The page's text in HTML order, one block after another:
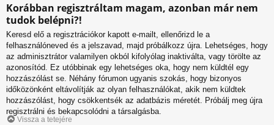
Korábban regisztráltam magam, azonban már nem
tudok belépni?!
Keresd elő a regisztrációkor kapott e-mailt, ellenőrizd le a
felhasználóneved és a jelszavad, majd próbálkozz újra. Lehetséges, hogy
az adminisztrátor valamilyen okból kifolyólag inaktiválta, vagy törölte az
azonosítód. Ez utóbbinak egy lehetséges oka, hogy nem küldtél egy
hozzászólást se. Néhány fórumon ugyanis szokás, hogy bizonyos
időközönként eltávolítják az olyan felhasználókat, akik nem küldtek
hozzászólást, hogy csökkentsék az adatbázis méretét. Próbálj meg újra
regisztrálni és bekapcsolódni a társalgásba.
Vissza a tetejére